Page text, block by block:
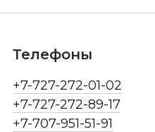
Телефоны
+7-727-272-01-02
+7-727-272-89-17
+7-707-951-51-91